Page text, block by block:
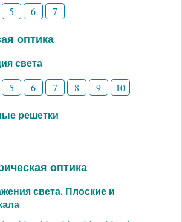
5 6 7
оптика
света
5 6 7 8 9 10
решетки
оптика
света. Плоские и